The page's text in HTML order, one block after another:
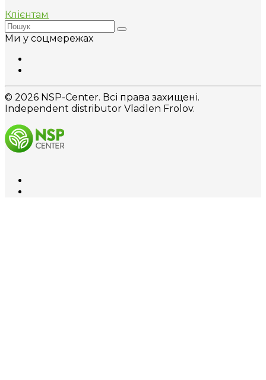
Клієнтам
Ми у соцмережах
© 2026 NSP-Center. Всі права захищені.
Independent distributor Vladlen Frolov.